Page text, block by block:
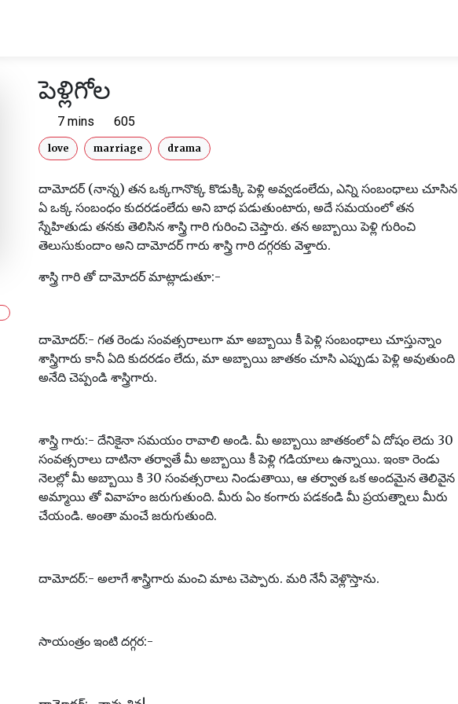
పెళ్లిగోల
7 mins 605
love marriage drama
దామోదర్ (నాన్న) తన ఒక్కగానొక్క కొడుక్కి పెళ్లి అవ్వడంలేదు, ఎన్ని సంబంధాలు చూసిన
ఏ ఒక్క సంబంధం కుదరడంలేదు అని బాధ పడుతుంటారు, అదే సమయంలో తన
స్నేహితుడు తనకు తెలిసిన శాస్త్రి గారి గురించి చెప్తారు. తన అబ్బాయి పెళ్లి గురించి
తెలుసుకుందాం అని దామోదర్ గారు శాస్త్రి గారి దగ్గరకు వెళ్తారు.
శాస్త్రి గారి తో దామోదర్ మాట్లాడుతూ:-
దామోదర్:- గత రెండు సంవత్సరాలుగా మా అబ్బాయి కీ పెళ్లి సంబంధాలు చూస్తున్నాం
శాస్త్రిగారు కానీ ఏది కుదరడం లేదు, మా అబ్బాయి జాతకం చూసి ఎప్పుడు పెళ్లి అవుతుంది
అనేది చెప్పండి శాస్త్రిగారు.
శాస్త్రి గారు:- దేనికైనా సమయం రావాలి అండి. మీ అబ్బాయి జాతకంలో ఏ దోషం లెదు 30
సంవత్సరాలు దాటినా తర్వాతే మీ అబ్బాయి కీ పెళ్లి గడియాలు ఉన్నాయి. ఇంకా రెండు
నెలల్లో మీ అబ్బాయి కి 30 సంవత్సరాలు నిండుతాయి, ఆ తర్వాత ఒక అందమైన తెలివైన
అమ్మాయి తో వివాహం జరుగుతుంది. మీరు ఏం కంగారు పడకండి మీ ప్రయత్నాలు మీరు
చేయండి. అంతా మంచే జరుగుతుంది.
దామోదర్:- అలాగే శాస్త్రిగారు మంచి మాట చెప్పారు. మరి నేనీ వెళ్లొస్తాను.
సాయంత్రం ఇంటి దగ్గర:-